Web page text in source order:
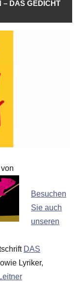
DAS GEDICHT
Besuchen
Sie auch
unseren
DAS
Lyriker,